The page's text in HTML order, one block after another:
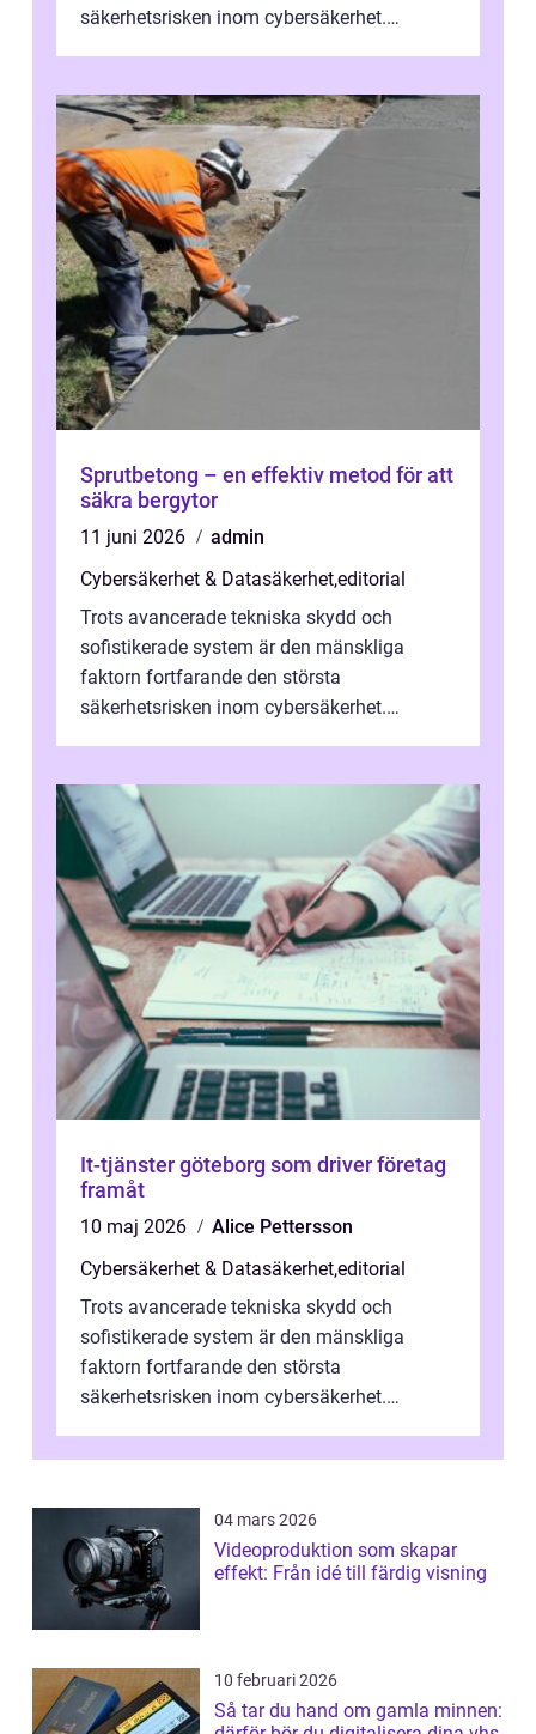
säkerhetsrisken inom cybersäkerhet.
Sprutbetong – en effektiv metod för att
säkra bergytor
11 juni 2026
admin
Cybersäkerhet & Datasäkerhet,editorial
Trots avancerade tekniska skydd och
sofistikerade system är den mänskliga
faktorn fortfarande den största
säkerhetsrisken inom cybersäkerhet.
It-tjänster göteborg som driver företag
framåt
10 maj 2026
Alice Pettersson
Cybersäkerhet & Datasäkerhet,editorial
Trots avancerade tekniska skydd och
sofistikerade system är den mänskliga
faktorn fortfarande den största
säkerhetsrisken inom cybersäkerhet.
04 mars 2026
Videoproduktion som skapar
effekt: Från idé till färdig visning
10 februari 2026
Så tar du hand om gamla minnen: